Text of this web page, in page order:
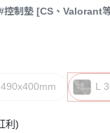
控制墊 [CS、Valorant
L
利)